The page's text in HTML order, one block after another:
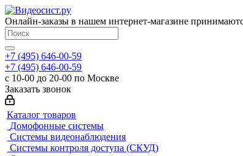
Онлайн-заказы в нашем интернет-магазине
+7 (495) 646-00-59
+7 (495) 646-00-59
с 10-00 до 20-00 по Москве
Заказать звонок
Каталог товаров
Домофонные системы
Системы видеонаблюдения
Системы контроля доступа (СКУД)